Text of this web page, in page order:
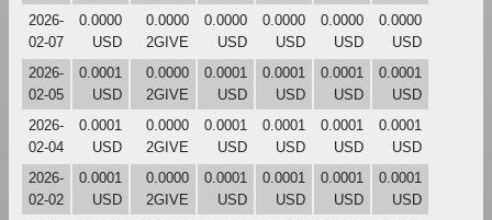
2026-
02-07
0.0000
USD
0.0000
2GIVE
0.0000
USD
0.0000
USD
0.0000
USD
0.0000
USD
2026-
02-05
0.0001
USD
0.0000
2GIVE
0.0001
USD
0.0001
USD
0.0001
USD
0.0001
USD
2026-
02-04
0.0001
USD
0.0000
2GIVE
0.0001
USD
0.0001
USD
0.0001
USD
0.0001
USD
2026-
02-02
0.0001
USD
0.0000
2GIVE
0.0001
USD
0.0001
USD
0.0001
USD
0.0001
USD